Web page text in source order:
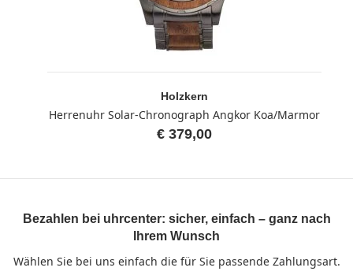
Holzkern
Herrenuhr Solar-Chronograph Angkor Koa/Marmor
€ 379,00
Bezahlen bei uhrcenter: sicher, einfach – ganz nach
Ihrem Wunsch
Wählen Sie bei uns einfach die für Sie passende Zahlungsart.